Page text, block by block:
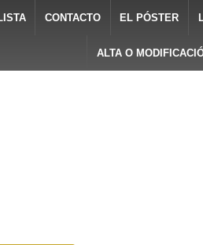
CONTACTO EL PÓSTER
ALTA O